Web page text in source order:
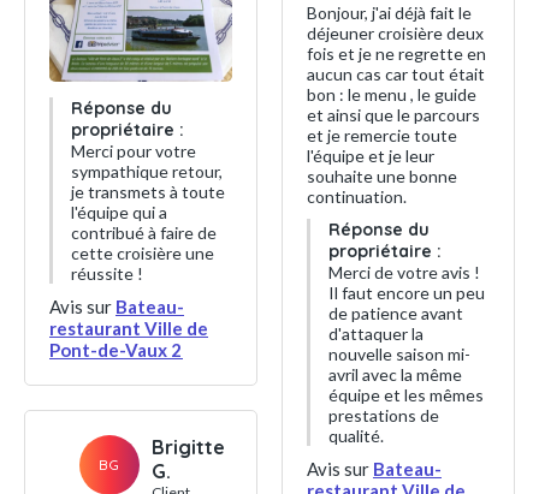
Réponse du
propriétaire :
Merci pour votre
sympathique retour,
je transmets à toute
l'équipe qui a
contribué à faire de
cette croisière une
réussite !
Avis sur Bateau-
restaurant Ville de
Pont-de-Vaux 2
BG
Brigitte
G.
Bonjour, j'ai déjà fait le
déjeuner croisière deux
fois et je ne regrette en
aucun cas car tout était
bon : le menu , le guide
et ainsi que le parcours
et je remercie toute
l'équipe et je leur
souhaite une bonne
continuation.
Réponse du
propriétaire :
Merci de votre avis !
Il faut encore un peu
de patience avant
d'attaquer la
nouvelle saison mi-
avril avec la même
équipe et les mêmes
prestations de
qualité.
Avis sur Bateau-